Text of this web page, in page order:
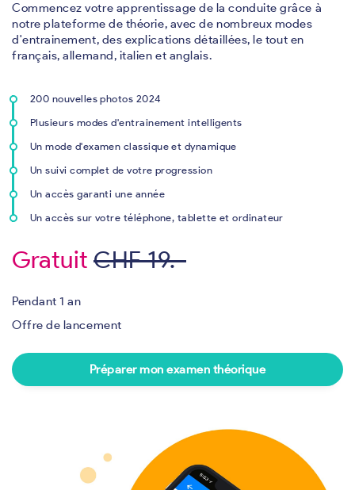
Commencez votre apprentissage de la conduite grâce à
notre plateforme de théorie, avec de nombreux modes
d'entrainement, des explications détaillées, le tout en
français, allemand, italien et anglais.
200 nouvelles photos 2024
Plusieurs modes d'entrainement intelligents
Un mode d'examen classique et dynamique
Un suivi complet de votre progression
Un accès garanti une année
Un accès sur votre téléphone, tablette et ordinateur
Gratuit CHF 19.-
Pendant 1 an
Offre de lancement
Préparer mon examen théorique